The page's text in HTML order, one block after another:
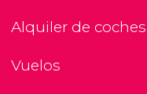
Alquiler de coches
Vuelos